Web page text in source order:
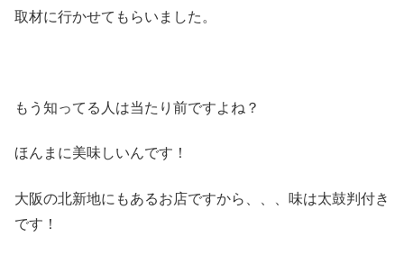
取材に行かせてもらいました。
もう知ってる人は当たり前ですよね？
ほんまに美味しいんです！
大阪の北新地にもあるお店ですから、、、味は太鼓判付き
です！